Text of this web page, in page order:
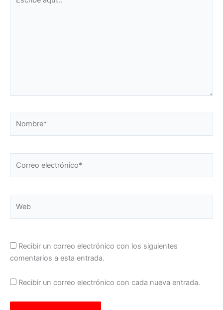
aquí...
electrónico*
Recibir un correo electrónico con los siguientes
comentarios a esta entrada.
Recibir un correo electrónico con cada nueva entrada.